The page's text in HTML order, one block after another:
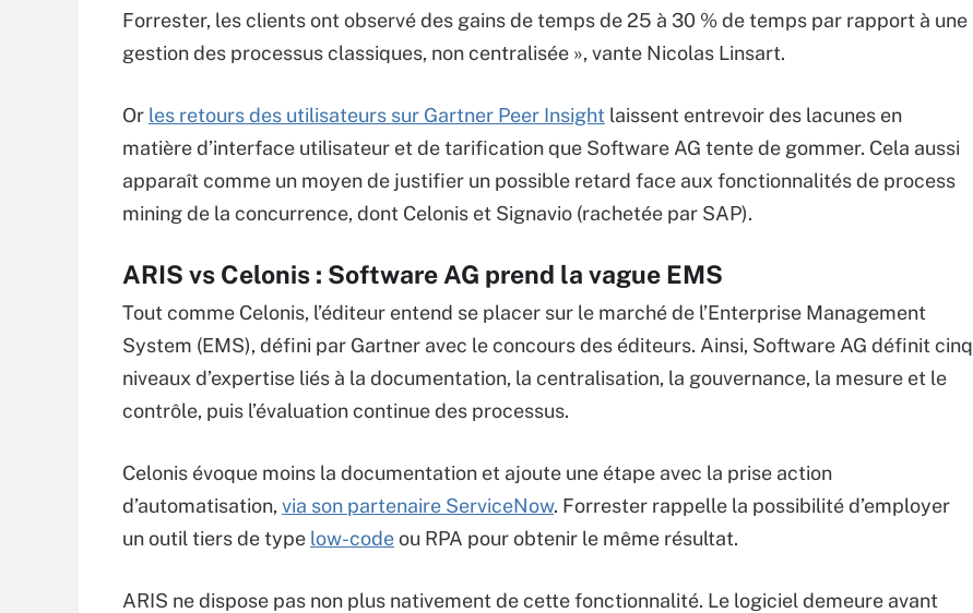
Forrester, les clients ont observé des gains de temps de 25 à 30 % de temps par rapport à une
gestion des processus classiques, non centralisée », vante Nicolas Linsart.
Or les retours des utilisateurs sur Gartner Peer Insight laissent entrevoir des lacunes en
matière d’interface utilisateur et de tarification que Software AG tente de gommer. Cela aussi
apparaît comme un moyen de justifier un possible retard face aux fonctionnalités de process
mining de la concurrence, dont Celonis et Signavio (rachetée par SAP).
ARIS vs Celonis : Software AG prend la vague EMS
Tout comme Celonis, l’éditeur entend se placer sur le marché de l’Enterprise Management
System (EMS), défini par Gartner avec le concours des éditeurs. Ainsi, Software AG définit cinq
niveaux d’expertise liés à la documentation, la centralisation, la gouvernance, la mesure et le
contrôle, puis l’évaluation continue des processus.
Celonis évoque moins la documentation et ajoute une étape avec la prise action
d’automatisation, via son partenaire ServiceNow. Forrester rappelle la possibilité d’employer
un outil tiers de type low-codeou RPA pour obtenir le même résultat.
ARIS ne dispose pas non plus nativement de cette fonctionnalité. Le logiciel demeure avant